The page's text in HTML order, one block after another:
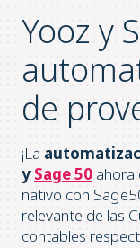
Yooz y
de
¡La
y Sage 50 ahora
nativo con
relevante de las
contables